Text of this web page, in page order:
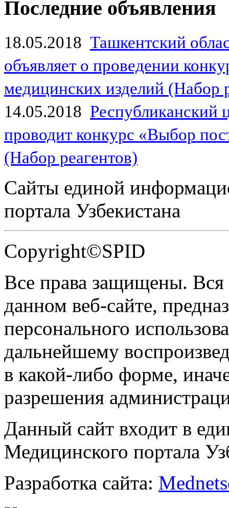
Последние объявления
18.05.2018 Ташкентский
объявляет о проведении
медицинских изделий (Набор
14.05.2018
проводит конкурс «Выбор
(Набор реагентов)
Сайты единой
портала Узбекистана
Copyright©SPID
Все права защищены.
данном веб-сайте,
персонального
дальнейшему
в какой-либо форме,
разрешения
Данный сайт входит в
Медицинского портала
Разработка сайта: